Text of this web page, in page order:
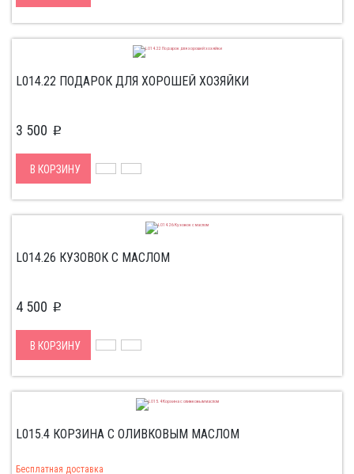
L014.22 ПОДАРОК ДЛЯ ХОРОШЕЙ ХОЗЯЙКИ
3 500 p
В КОРЗИНУ
L014.26 КУЗОВОК С МАСЛОМ
4 500 p
В КОРЗИНУ
L015.4 КОРЗИНА С ОЛИВКОВЫМ МАСЛОМ
Бесплатная доставка